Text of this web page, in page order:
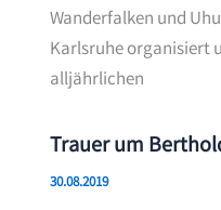
Wanderfalken und
Karlsruhe organisiert
alljährlichen
Trauer um
30.08.2019